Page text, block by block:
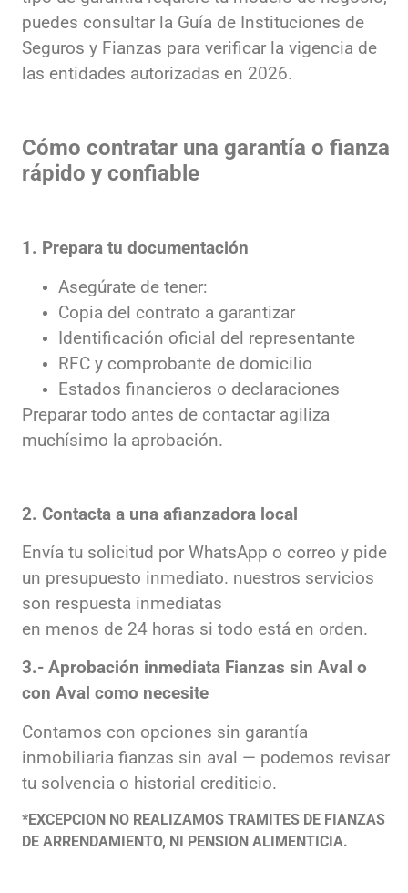
puedes consultar la Guía de Instituciones de
Seguros y Fianzas para verificar la vigencia de
las entidades autorizadas en 2026.
Cómo contratar una garantía o fianza
rápido y confiable
1. Prepara tu documentación
Asegúrate de tener:
Copia del contrato a garantizar
Identificación oficial del representante
RFC y comprobante de domicilio
Estados financieros o declaraciones
Preparar todo antes de contactar agiliza
muchísimo la aprobación.
2. Contacta a una afianzadora local
Envía tu solicitud por WhatsApp o correo y pide
un presupuesto inmediato. nuestros servicios
son respuesta inmediatas
en menos de 24 horas si todo está en orden.
3.- Aprobación inmediata Fianzas sin Aval o
con Aval como necesite
Contamos con opciones sin garantía
inmobiliaria fianzas sin aval — podemos revisar
tu solvencia o historial crediticio.
*EXCEPCION NO REALIZAMOS TRAMITES DE FIANZAS
DE ARRENDAMIENTO, NI PENSION ALIMENTICIA.